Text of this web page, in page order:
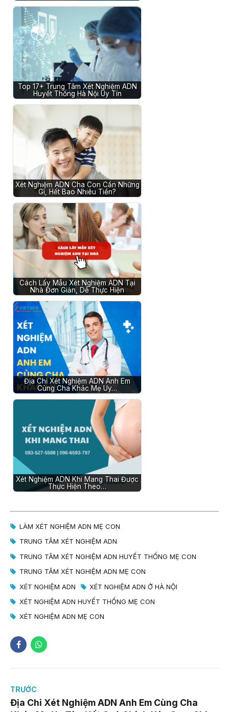
Top 17+ Trung Tâm Xét Nghiệm ADN
Huyết Thống Hà Nội Uy Tín
Xét Nghiệm ADN Cha Con Cần Những
Gì, Hết Bao Nhiêu Tiền?
Cách Lấy Mẫu Xét Nghiệm ADN Tại
Nhà Đơn Giản, Dễ Thực Hiện
Địa Chỉ Xét Nghiệm ADN Anh Em
Cùng Cha Khác Mẹ Uy…
Xét Nghiệm ADN Khi Mang Thai Được
Thực Hiện Theo…
LÀM XÉT NGHIỆM ADN MẸ CON
TRUNG TÂM XÉT NGHIỆM ADN
TRUNG TÂM XÉT NGHIỆM ADN HUYẾT THỐNG MẸ CON
TRUNG TÂM XÉT NGHIỆM ADN MẸ CON
XÉT NGHIỆM ADN
XÉT NGHIỆM ADN Ở HÀ NỘI
XÉT NGHIỆM ADN HUYẾT THỐNG MẸ CON
XÉT NGHIỆM ADN MẸ CON
TRƯỚC
Địa Chỉ Xét Nghiệm ADN Anh Em Cùng Cha